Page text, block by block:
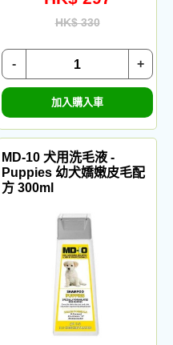
HK$ 330
+
-
加入購入車
MD-10 犬用洗毛液 -
Puppies 幼犬嬌嫩皮毛配
方 300ml